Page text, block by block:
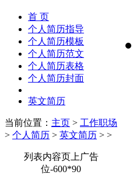
首 页
个人简历指导
个人简历模板
个人简历范文
个人简历表格
个人简历封面
英文简历
当前位置： 主页 > 工作职场
> 个人简历 > 英文简历 > >
列表内容页上广告
位-600*90